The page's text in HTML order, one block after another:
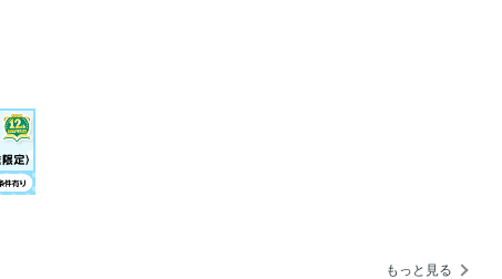
もっと見る